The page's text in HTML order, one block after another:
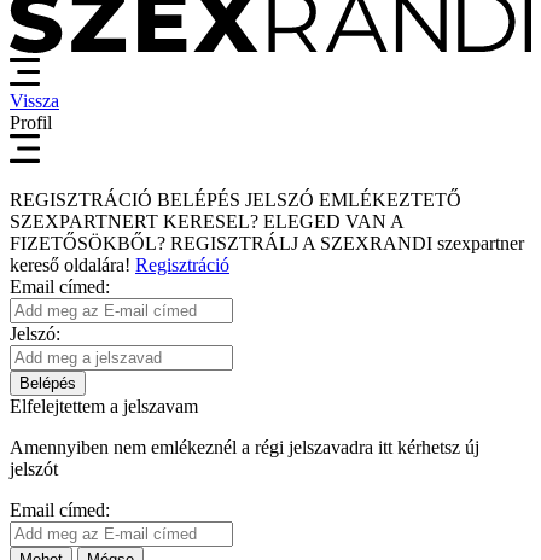
Vissza
Profil
REGISZTRÁCIÓ BELÉPÉS JELSZÓ EMLÉKEZTETŐ
SZEXPARTNERT KERESEL? ELEGED VAN A
FIZETŐSÖKBŐL? REGISZTRÁLJ A SZEXRANDI szexpartner
kereső oldalára! Regisztráció
Email címed:
Jelszó:
Belépés
Elfelejtettem a jelszavam
Amennyiben nem emlékeznél a régi jelszavadra itt kérhetsz új
jelszót
Email címed: